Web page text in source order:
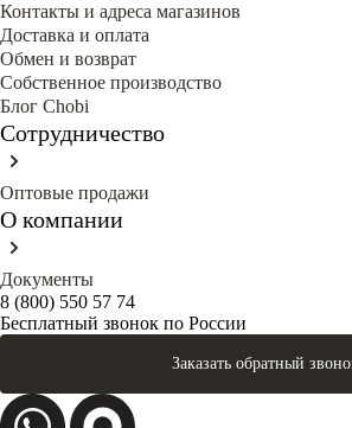
Контакты и адреса магазинов
Доставка и оплата
Обмен и возврат
Собственное производство
Блог Сhobi
Сотрудничество
Оптовые продажи
О компании
Документы
8 (800) 550 57 74
Бесплатный звонок по России
Заказать обратный